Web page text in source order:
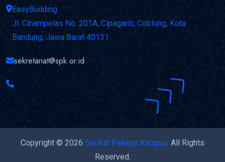
EasyBuilding
Jl. Cihampelas No. 201A, Cipaganti, Coblong, Kota
Bandung, Jawa Barat 40131
sekretariat@spk.or.id
Copyright © 2026 Serikat Pekerja Kampus All Rights
Reserved.